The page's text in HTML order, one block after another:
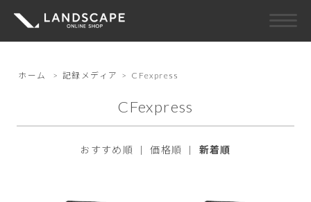
ホーム > 記録メディア > CFexpress
CFexpress
おすすめ順 |価格順 | 新着順